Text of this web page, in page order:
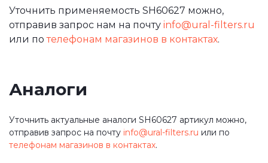
Уточнить применяемость SH60627 можно,
отправив запрос нам на почту info@ural-filters.ru
или потелефонам магазинов в контактах.
Аналоги
Уточнить актуальные аналоги SH60627 артикул можно,
отправив запрос на почту info@ural-filters.ru или по
телефонам магазинов в контактах.